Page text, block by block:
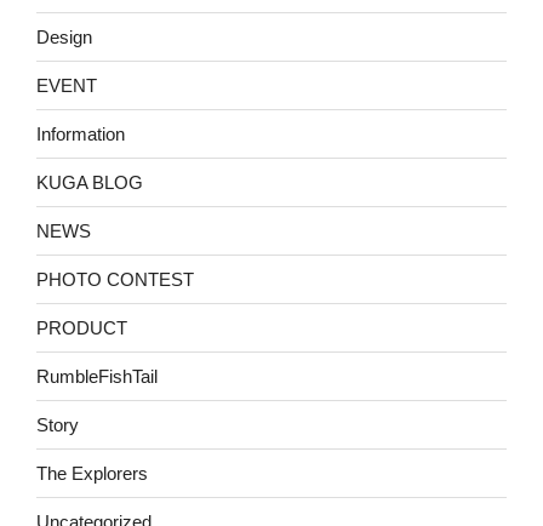
Design
EVENT
Information
KUGA BLOG
NEWS
PHOTO CONTEST
PRODUCT
RumbleFishTail
Story
The Explorers
Uncategorized